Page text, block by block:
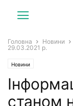
Головна Новини
29.03.2021 р.
Новини
станом